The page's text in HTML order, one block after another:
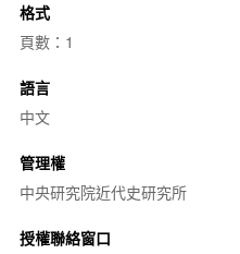
格式
頁數：1
語言
中文
管理權
中央研究院近代史研究所
授權聯絡窗口